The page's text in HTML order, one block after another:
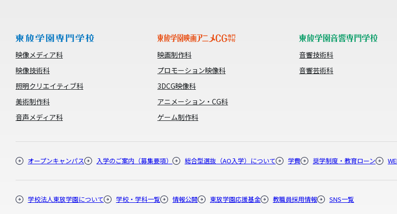
映像メディア科
映像技術科
照明クリエイティブ科
美術制作科
音声メディア科
映画制作科
プロモーション映像科
3DCG映像科
アニメーション・CG科
ゲーム制作科
音響技術科
音響芸術科
オープンキャンパス 入学のご案内（募集要項） 総合型選抜（AO入学）について 学費 奨学制度・教育ローン
学校法人東放学園について 学校・学科一覧 情報公開 東放学園応援基金 教職員採用情報 SNS一覧